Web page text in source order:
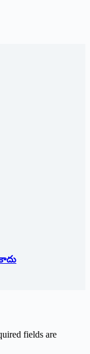
fields are